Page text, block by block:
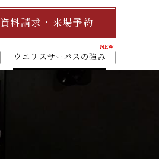
資料請求・来場予約
ウエリスサーパスの強み